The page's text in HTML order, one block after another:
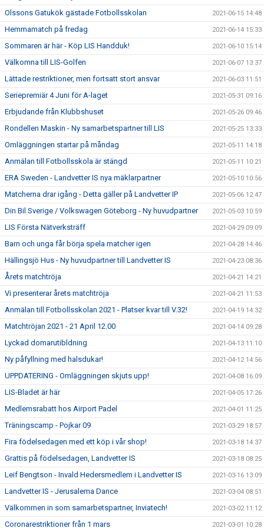
Olssons Gatukök gästade Fotbollsskolan 2021-06-15 14:48
Hemmamatch på fredag 2021-06-14 15:33
Sommaren är här - Köp LIS Handduk! 2021-06-10 15:14
Välkomna till LIS-Golfen 2021-06-07 13:37
Lättade restriktioner, men fortsatt stort ansvar 2021-06-03 11:51
Seriepremiär 4 Juni för A-laget 2021-05-31 09:16
Erbjudande från Klubbshuset 2021-05-26 09:46
Rondellen Maskin - Ny samarbetspartner till LIS 2021-05-25 13:33
Omläggningen startar på måndag 2021-05-11 14:18
Anmälan till Fotbollsskola är stängd 2021-05-11 10:21
ERA Sweden - Landvetter IS nya mäklarpartner 2021-05-10 10:56
Matcherna drar igång - Detta gäller på Landvetter IP 2021-05-06 12:47
Din Bil Sverige / Volkswagen Göteborg - Ny huvudpartner 2021-05-03 10:59
LIS Första Nätverksträff 2021-04-29 09:09
Barn och unga får börja spela matcher igen 2021-04-28 14:46
Hällingsjö Hus - Ny huvudpartner till Landvetter IS 2021-04-23 08:36
Årets matchtröja 2021-04-21 14:21
Vi presenterar årets matchtröja 2021-04-21 11:53
Anmälan till Fotbollsskolan 2021 - Platser kvar till V.32! 2021-04-19 14:32
Matchtröjan 2021 - 21 April 12.00 2021-04-14 09:28
Lyckad domarutibldning 2021-04-13 11:10
Ny påfyllning med halsdukar! 2021-04-12 14:56
UPPDATERING - Omläggningen skjuts upp! 2021-04-08 16:09
LIS-Bladet är här 2021-04-05 17:26
Medlemsrabatt hos Airport Padel 2021-04-01 11:25
Träningscamp - Pojkar 09 2021-03-29 18:57
Fira födelsedagen med ett köp i vår shop! 2021-03-18 14:37
Grattis på födelsedagen, Landvetter IS 2021-03-18 08:25
Leif Bengtson - Invald Hedersmedlem i Landvetter IS 2021-03-16 13:09
Landvetter IS - Jerusalema Dance 2021-03-04 08:51
Välkommen in som samarbetspartner, Inviatech! 2021-03-02 11:12
Coronarestriktioner från 1 mars 2021-03-01 10:28